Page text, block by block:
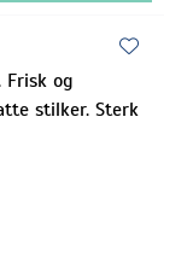
og
stilker. Sterk